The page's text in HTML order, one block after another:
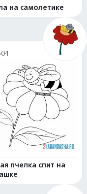
на самолетике
пчелка спит на